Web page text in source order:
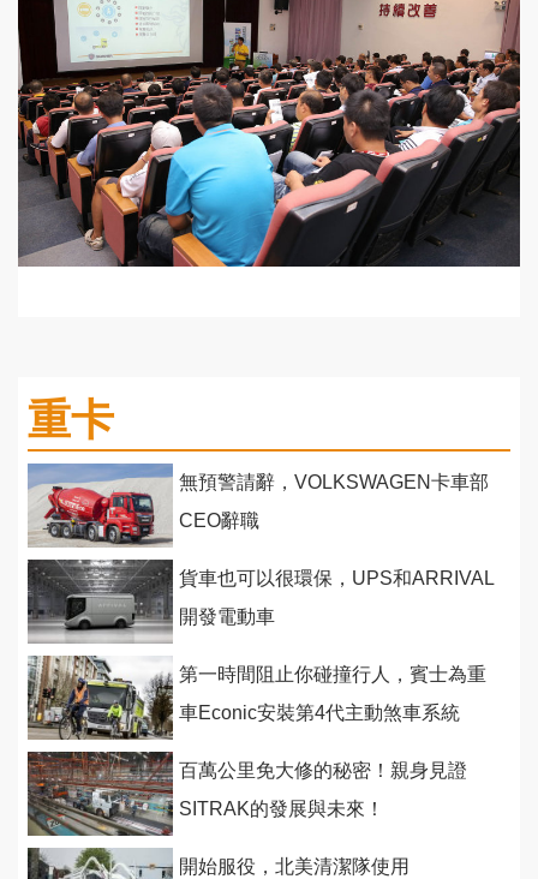
重卡
無預警請辭，VOLKSWAGEN卡車部
CEO辭職
貨車也可以很環保，UPS和ARRIVAL
開發電動車
第一時間阻止你碰撞行人，賓士為重
車Econic安裝第4代主動煞車系統
百萬公里免大修的秘密！親身見證
SITRAK的發展與未來！
開始服役，北美清潔隊使用